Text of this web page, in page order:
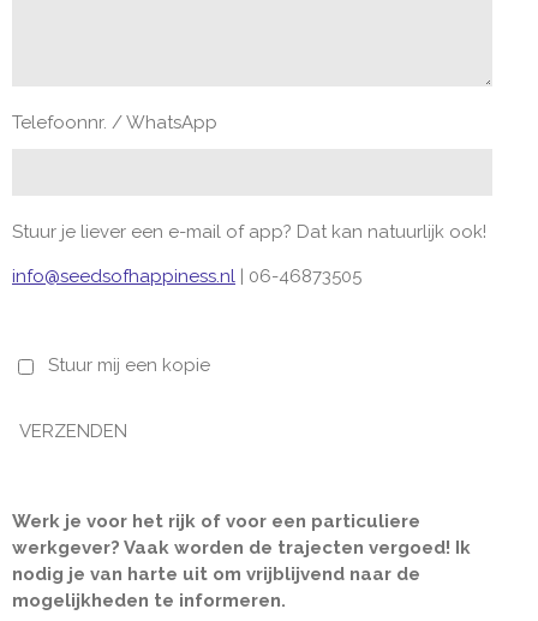
Telefoonnr. / WhatsApp
Stuur je liever een e-mail of app? Dat kan natuurlijk ook!
info@seedsofhappiness.nl | 06-46873505
Stuur mij een kopie
VERZENDEN
Werk je voor het rijk of voor een particuliere
werkgever? Vaak worden de trajecten vergoed! Ik
nodig je van harte uit om vrijblijvend naar de
mogelijkheden te informeren.